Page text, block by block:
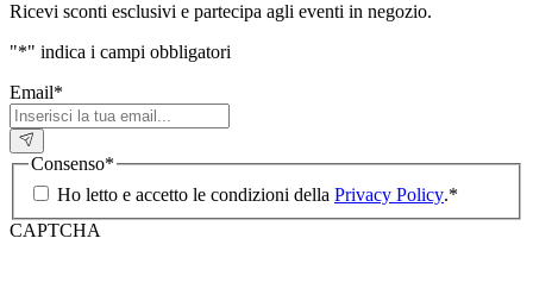
Ricevi sconti esclusivi e partecipa agli eventi in negozio.
"*" indica i campi obbligatori
Email*
Consenso*
Ho letto e accetto le condizioni della Privacy Policy.*
CAPTCHA